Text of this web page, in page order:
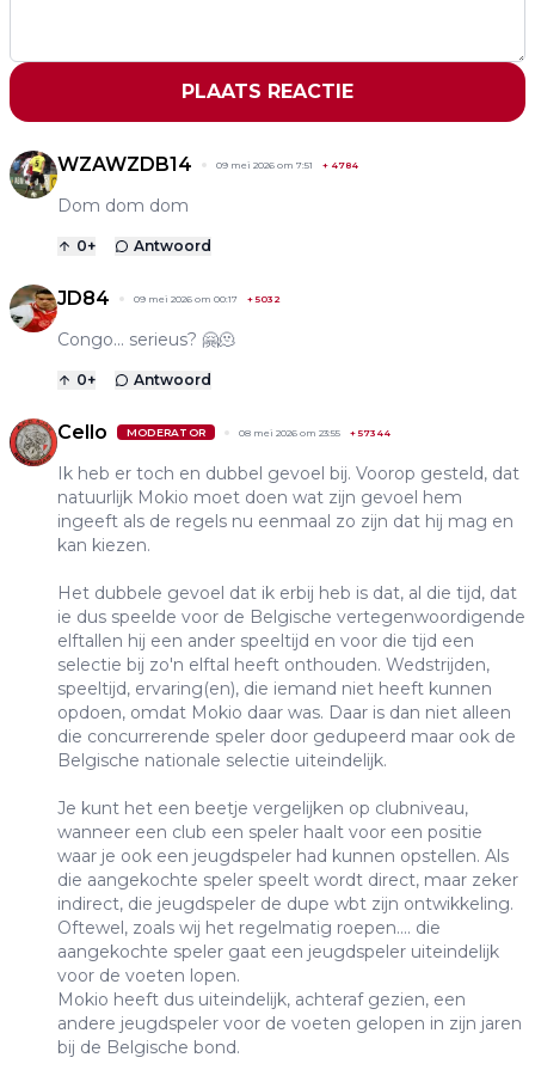
PLAATS REACTIE
WZAWZDB14 09 mei 2026 om 7:51 + 4784
Dom dom dom
0+ Antwoord
JD84 09 mei 2026 om 00:17 + 5032
Congo... serieus? 🤗🫠
0+ Antwoord
Cello MODERATOR 08 mei 2026 om 23:55 +57344
Ik heb er toch en dubbel gevoel bij. Voorop gesteld, dat
natuurlijk Mokio moet doen wat zijn gevoel hem
ingeeft als de regels nu eenmaal zo zijn dat hij mag en
kan kiezen.
Het dubbele gevoel dat ik erbij heb is dat, al die tijd, dat
ie dus speelde voor de Belgische vertegenwoordigende
elftallen hij een ander speeltijd en voor die tijd een
selectie bij zo'n elftal heeft onthouden. Wedstrijden,
speeltijd, ervaring(en), die iemand niet heeft kunnen
opdoen, omdat Mokio daar was. Daar is dan niet alleen
die concurrerende speler door gedupeerd maar ook de
Belgische nationale selectie uiteindelijk.
Je kunt het een beetje vergelijken op clubniveau,
wanneer een club een speler haalt voor een positie
waar je ook een jeugdspeler had kunnen opstellen. Als
die aangekochte speler speelt wordt direct, maar zeker
indirect, die jeugdspeler de dupe wbt zijn ontwikkeling.
Oftewel, zoals wij het regelmatig roepen.... die
aangekochte speler gaat een jeugdspeler uiteindelijk
voor de voeten lopen.
Mokio heeft dus uiteindelijk, achteraf gezien, een
andere jeugdspeler voor de voeten gelopen in zijn jaren
bij de Belgische bond.